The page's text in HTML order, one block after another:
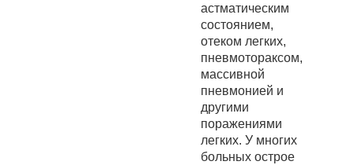
астматическим
состоянием,
отеком легких,
пневмотораксом,
массивной
пневмонией и
другими
поражениями
легких. У многих
больных острое